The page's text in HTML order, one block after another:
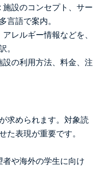
: 施設のコンセプト、サー
言語で案内。
レルギー情報などを、
。
設の利用方法、料金、注
求められます。対象読
た表現が重要です。
者や海外の学生に向け